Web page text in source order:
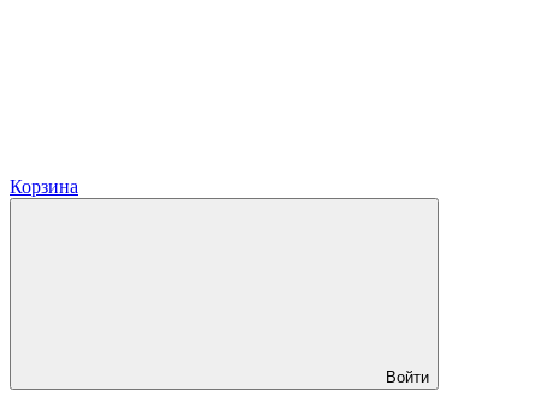
Корзина
Войти